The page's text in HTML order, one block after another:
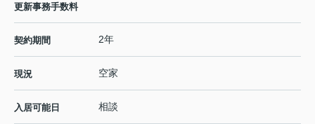
更新事務手数料
契約期間 2年
現況 空家
入居可能日 相談